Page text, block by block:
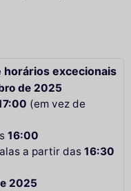
horários excecionais
de 2025
(em vez de
16:00
a partir das 16:30
2025